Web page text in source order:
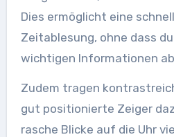
Dies ermöglicht eine
Zeitablesung, ohne dass
wichtigen Informationen
Zudem tragen
gut positionierte Zeiger
rasche Blicke auf die Uhr